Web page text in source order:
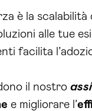
è la scalabilità
alle tue
facilita
il nostro
e migliorare l’